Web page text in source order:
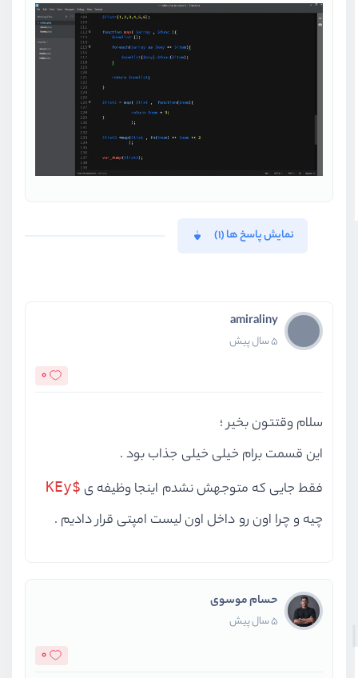
نمایش پاسخ ها (1)
amiraliny
5 سال پیش
0
سلام وقتتون بخیر ؛
این قسمت برام خیلی خیلی جذاب بود .
فقط جایی که متوجهش نشدم اینجا وظیفه ی $KEy
چیه و چرا اون رو داخل اون لیست امپتی قرار دادیم .
حسام موسوی
5 سال پیش
0